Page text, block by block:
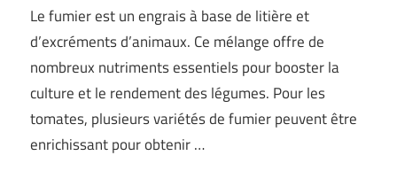
Le fumier est un engrais à base de litière et
d’excréments d’animaux. Ce mélange offre de
nombreux nutriments essentiels pour booster la
culture et le rendement des légumes. Pour les
tomates, plusieurs variétés de fumier peuvent être
enrichissant pour obtenir …